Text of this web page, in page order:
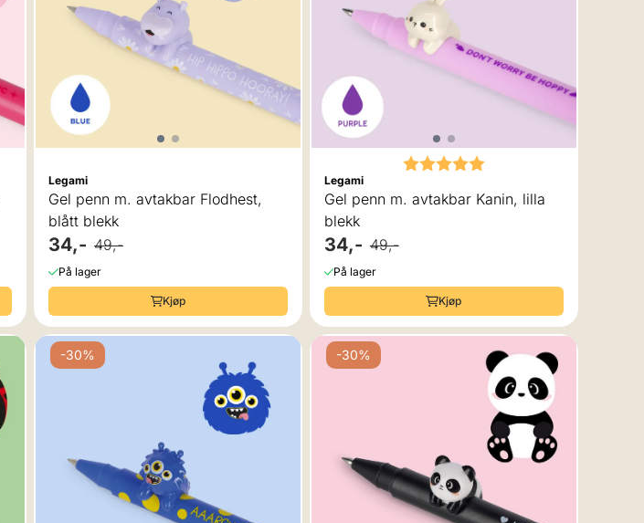
Legami
Gel penn m. avtakbar Flodhest,
blått blekk
34,- 49,-
På lager
Kjøp
Karakter: 5.0 av 5 mulige
Legami
Gel penn m. avtakbar Kanin, lilla
blekk
34,- 49,-
På lager
Kjøp
-30% -30%